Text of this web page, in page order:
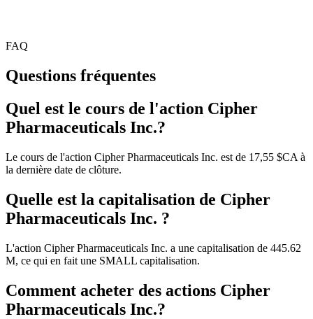
FAQ
Questions fréquentes
Quel est le cours de l'action Cipher
Pharmaceuticals Inc.?
Le cours de l'action Cipher Pharmaceuticals Inc. est de 17,55 $CA à
la dernière date de clôture.
Quelle est la capitalisation de Cipher
Pharmaceuticals Inc. ?
L'action Cipher Pharmaceuticals Inc. a une capitalisation de 445.62
M, ce qui en fait une SMALL capitalisation.
Comment acheter des actions Cipher
Pharmaceuticals Inc.?